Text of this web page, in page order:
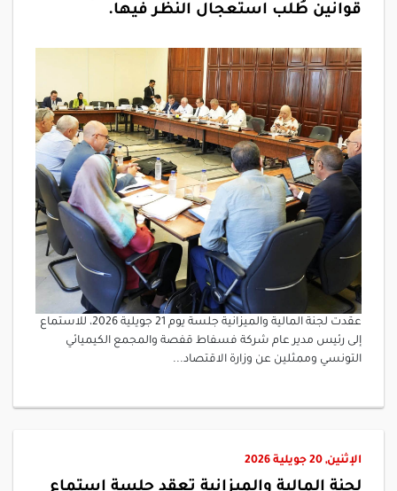
قوانين طُلب استعجال النظر فيها.
عقدت لجنة المالية والميزانية جلسة يوم 21 جويلية 2026، للاستماع
إلى رئيس مدير عام شركة فسفاط قفصة والمجمع الكيميائي
التونسي وممثلين عن وزارة الاقتصاد...
الإثنين, 20 جويلية 2026
لجنة المالية والميزانية تعقد جلسة استماع